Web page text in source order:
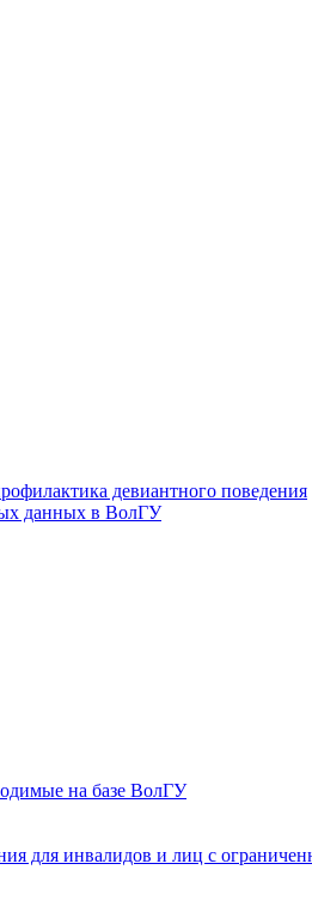
девиантного поведения
данных в ВолГУ
на базе ВолГУ
для инвалидов и лиц с